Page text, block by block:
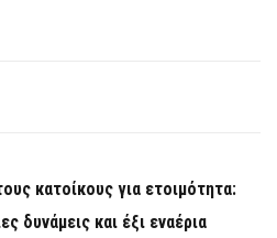
κατοίκους για ετοιμότητα:
δυνάμεις και έξι εναέρια